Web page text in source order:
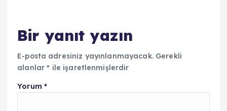
Bir yanıt yazın
E-posta adresiniz yayınlanmayacak. Gerekli
alanlar* ile işaretlenmişlerdir
Yorum *